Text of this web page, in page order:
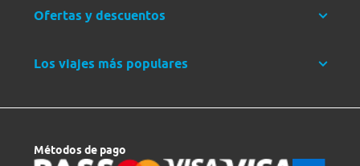
Ofertas y descuentos
Los viajes más populares
Métodos de pago